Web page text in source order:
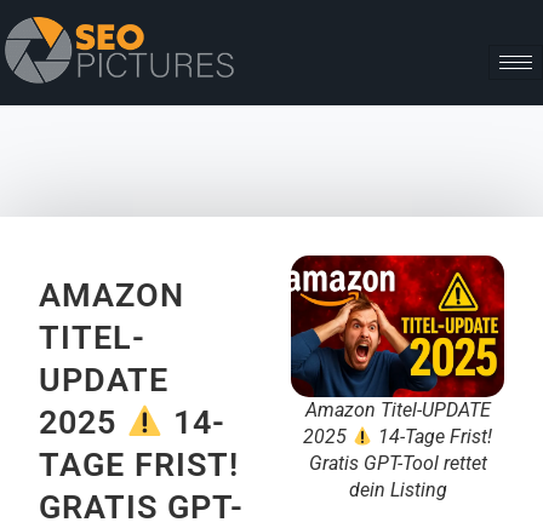
AMAZON
TITEL-
UPDATE
2025
14-
TAGE FRIST!
GRATIS GPT-
Amazon Titel-UPDATE
2025
14-Tage Frist!
Gratis GPT-Tool rettet
dein Listing